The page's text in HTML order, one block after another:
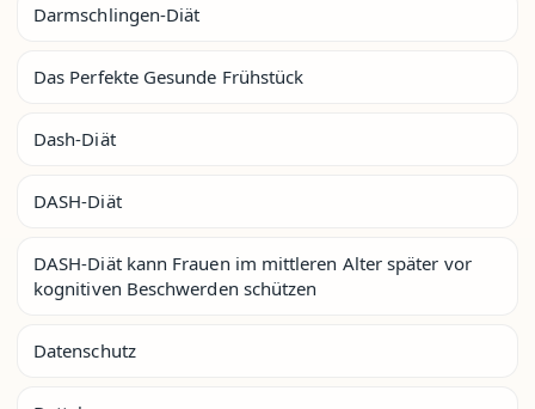
Darmschlingen-Diät
Das Perfekte Gesunde Frühstück
Dash-Diät
DASH-Diät
DASH-Diät kann Frauen im mittleren Alter später vor
kognitiven Beschwerden schützen
Datenschutz